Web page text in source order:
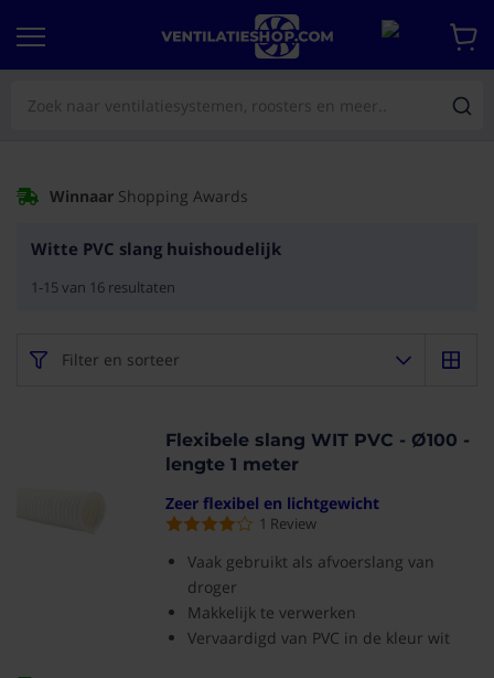
Winnaar Shopping Awards
Witte PVC slang huishoudelijk
1-15van 16 resultaten
Filter en sorteer
Flexibele slang WIT PVC - Ø100 -
lengte 1 meter
Zeer flexibel en lichtgewicht
1 Review
Vaak gebruikt als afvoerslang van
droger
Makkelijk te verwerken
Vervaardigd van PVC in de kleur wit